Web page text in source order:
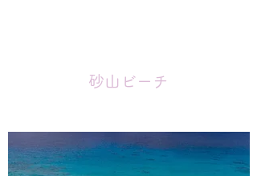
砂山ビーチ
坂道を上る絶景が広がるビーチ
少し難易度高め☆